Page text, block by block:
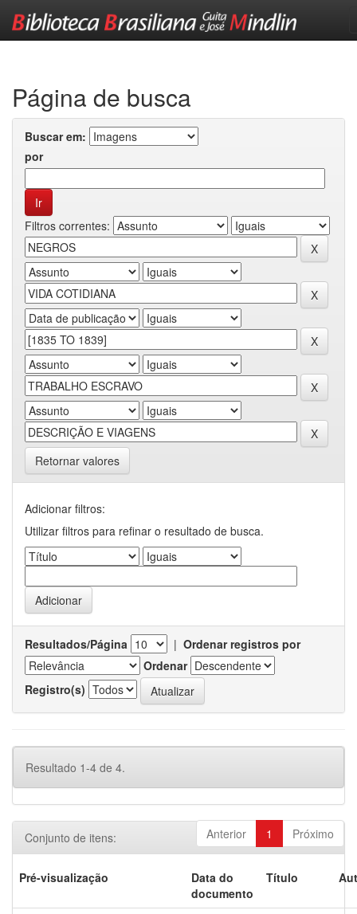
Página de busca
Buscar em:
por
Filtros correntes:
Retornar valores
Adicionar filtros:
Utilizar filtros para refinar o resultado de busca.
Resultados/Página | Ordenar registros por
Ordenar
Registro(s)
Resultado 1-4 de 4.
Anterior 1 Próximo
Conjunto de itens:
Pré-visualização
Data do
documento
Título